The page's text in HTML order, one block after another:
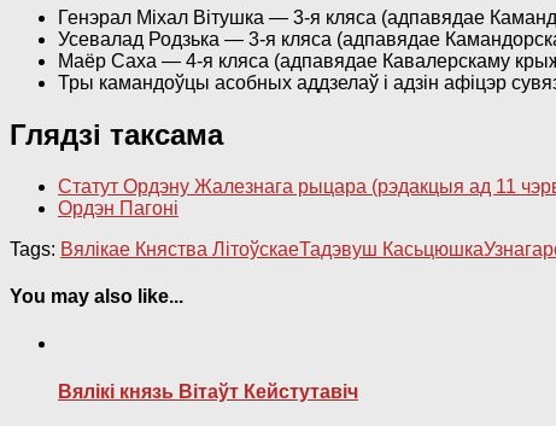
Генэрал Міхал Вітушка — 3-я кляса (адпавядае
Усевалад Родзька — 3-я кляса (адпавядае
Маёр Саха — 4-я кляса (адпавядае Кавалерскаму
Тры камандоўцы асобных аддзелаў і адзін афіцэр
Глядзі таксама
Статут Ордэну Жалезнага рыцара (рэдакцыя ад 11
Ордэн Пагоні
Tags: Вялікае Княства ЛітоўскаеТадэвуш Касьцюшка
You may also like...
Вялікі князь Вітаўт Кейстутавіч